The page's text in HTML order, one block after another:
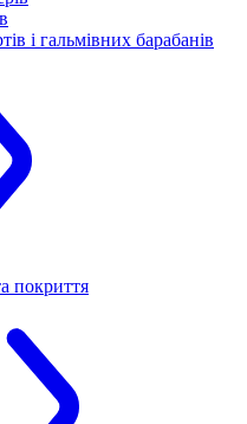
і гальмівних барабанів
покриття